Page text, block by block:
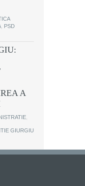
PSD
A
GIURGIU